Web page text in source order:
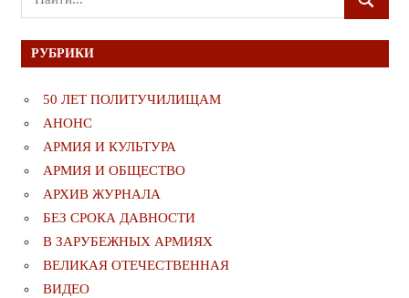
для:
ПОИСК
РУБРИКИ
50 ЛЕТ ПОЛИТУЧИЛИЩАМ
АНОНС
АРМИЯ И КУЛЬТУРА
АРМИЯ И ОБЩЕСТВО
АРХИВ ЖУРНАЛА
БЕЗ СРОКА ДАВНОСТИ
В ЗАРУБЕЖНЫХ АРМИЯХ
ВЕЛИКАЯ ОТЕЧЕСТВЕННАЯ
ВИДЕО